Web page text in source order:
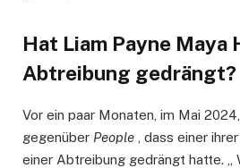
Hat Liam Payne Maya
Abtreibung gedrängt?
Vor ein paar Monaten, im Mai
gegenüber People , dass einer
einer Abtreibung gedrängt hatte. „